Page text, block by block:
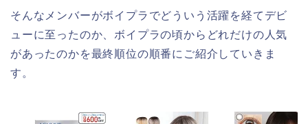
そんなメンバーがボイプラでどういう活躍を経てデビ
ューに至ったのか、ボイプラの頃からどれだけの人気
があったのかを最終順位の順番にご紹介していきま
す。